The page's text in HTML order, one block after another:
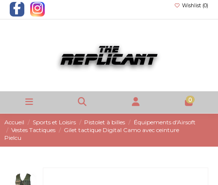
Wishlist (0)
0
Accueil Sports et Loisirs Pistolet à billes
Équipements d'Airsoft
Vestes Tactiques
Gilet tactique Digital Camo avec ceinture
Pielcu